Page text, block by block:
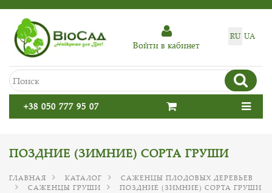
RU UA
Войти в кабинет
+38 050 777 95 07
ПОЗДНИЕ (ЗИМНИЕ) СОРТА ГРУШИ
ГЛАВНАЯ КАТАЛОГ
САЖЕНЦЫ ПЛОДОВЫХ ДЕРЕВЬЕВ
САЖЕНЦЫ ГРУШИ
ПОЗДНИЕ (ЗИМНИЕ) СОРТА ГРУШИ